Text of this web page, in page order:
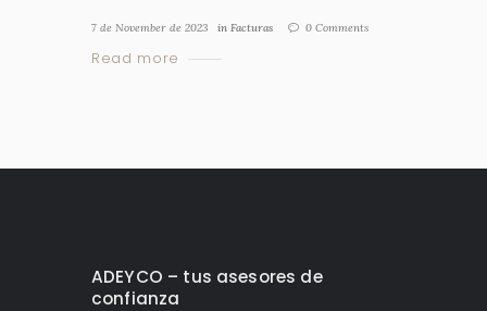
7 de November de 2023 in Facturas 0 Comments
Read more
ADEYCO – tus asesores de
confianza